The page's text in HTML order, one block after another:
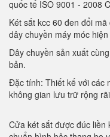
quốc tế ISO 9001 - 2008
Két sắt kcc 60 đen đổi
dây chuyền máy móc
Dây chuyền sản xuất
bản.
Đặc tính: Thiết kế với các
không gian lưu trữ rộng
Cửa két sắt được đúc liền